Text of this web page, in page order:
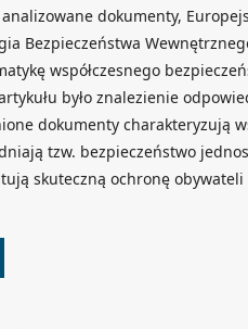
dokumenty,
Bezpieczeństwa
współczesnego
było znalezienie
dokumenty charakteryzują
tzw. bezpieczeństwo
skuteczną ochronę obywateli